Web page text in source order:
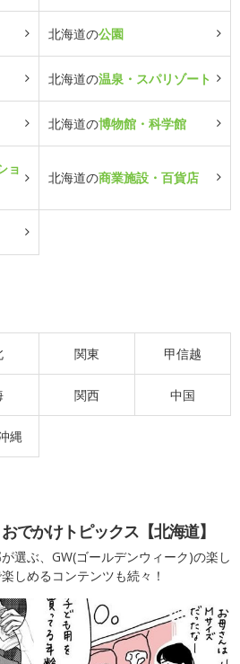
北海道の公園
北海道の温泉・スパリゾート
北海道の博物館・科学館
ョ
北海道の商業施設・百貨店
関東 甲信越
関西 中国
縄
でかけトピックス【北海道】
選ぶ、GW(ゴールデンウィーク)の楽し
しめるコンテンツも続々！